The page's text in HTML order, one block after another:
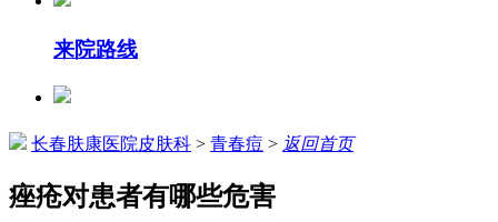
来院路线
长春肤康医院皮肤科 > 青春痘 > 返回首页
痤疮对患者有哪些危害